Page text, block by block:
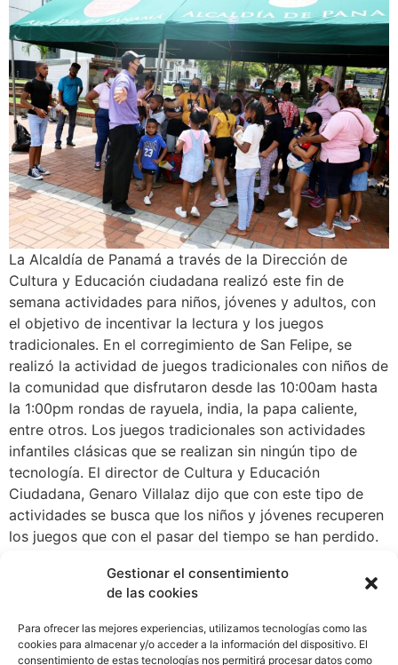
Gestionar el consentimiento
de las cookies
Para ofrecer las mejores experiencias, utilizamos tecnologías como las
cookies para almacenar y/o acceder a la información del dispositivo. El
consentimiento de estas tecnologías nos permitirá procesar datos como
La Alcaldía de Panamá a través de la Dirección de
Cultura y Educación ciudadana realizó este fin de
semana actividades para niños, jóvenes y adultos, con
el objetivo de incentivar la lectura y los juegos
tradicionales. En el corregimiento de San Felipe, se
realizó la actividad de juegos tradicionales con niños de
la comunidad que disfrutaron desde las 10:00am hasta
la 1:00pm rondas de rayuela, india, la papa caliente,
entre otros. Los juegos tradicionales son actividades
infantiles clásicas que se realizan sin ningún tipo de
tecnología. El director de Cultura y Educación
Ciudadana, Genaro Villalaz dijo que con este tipo de
actividades se busca que los niños y jóvenes recuperen
los juegos que con el pasar del tiempo se han perdido.
tanto su cuerpo como su mente. Son actividades que
durante la infancia no se deben perder” afirmó Villalaz
Por otro lado, en los corregimientos de Don Bosco,
Tocumen y San Francisco se realizaron otros tipos de